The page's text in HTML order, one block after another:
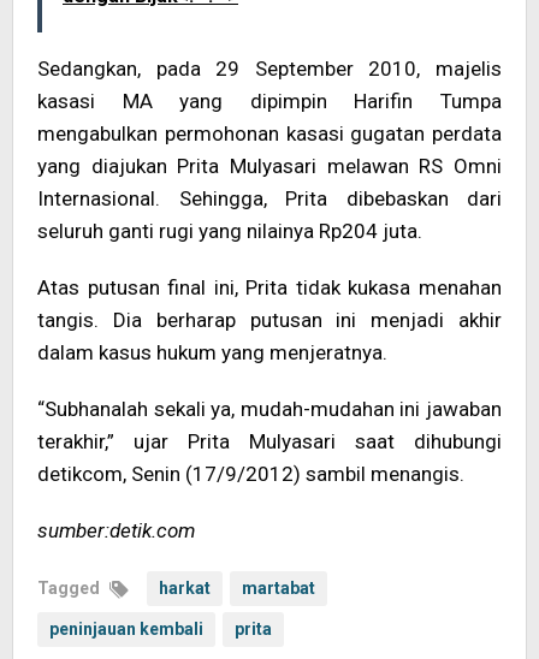
Sedangkan, pada 29 September 2010, majelis
kasasi MA yang dipimpin Harifin Tumpa
mengabulkan permohonan kasasi gugatan perdata
yang diajukan Prita Mulyasari melawan RS Omni
Internasional. Sehingga, Prita dibebaskan dari
seluruh ganti rugi yang nilainya Rp204 juta.
Atas putusan final ini, Prita tidak kukasa menahan
tangis. Dia berharap putusan ini menjadi akhir
dalam kasus hukum yang menjeratnya.
“Subhanalah sekali ya, mudah-mudahan ini jawaban
terakhir,” ujar Prita Mulyasari saat dihubungi
detikcom, Senin (17/9/2012) sambil menangis.
sumber:detik.com
Tagged harkat martabat
peninjauan kembali prita